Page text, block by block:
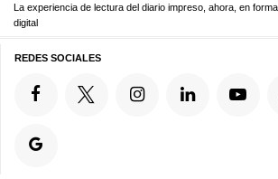
La experiencia de lectura del diario impreso, ahora, en
digital
REDES SOCIALES